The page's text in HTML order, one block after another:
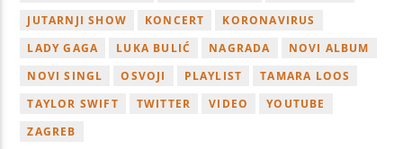
JUTARNJI SHOW
KONCERT
KORONAVIRUS
LADY GAGA
LUKA BULIĆ NAGRADA
NOVI ALBUM
NOVI SINGL
OSVOJI PLAYLIST
TAMARA LOOS
TAYLOR SWIFT
TWITTER VIDEO
YOUTUBE
ZAGREB